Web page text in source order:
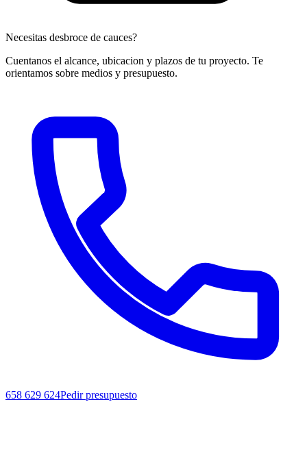
Necesitas desbroce de cauces?
Cuentanos el alcance, ubicacion y plazos de tu proyecto. Te
orientamos sobre medios y presupuesto.
658 629 624Pedir presupuesto